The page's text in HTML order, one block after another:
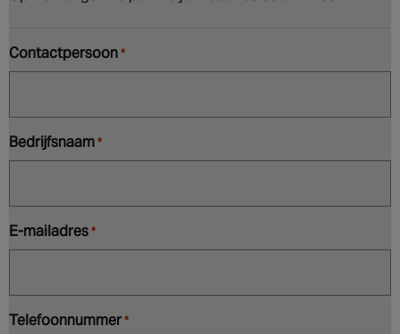
Contactpersoon *
Bedrijfsnaam *
E-mailadres *
Telefoonnummer *